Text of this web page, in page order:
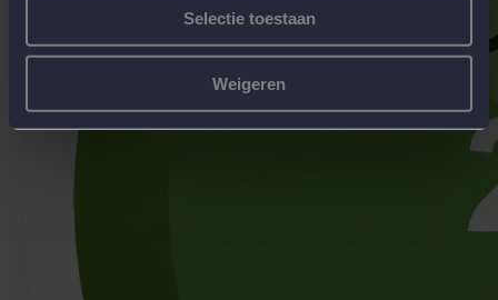
Selectie toestaan
Weigeren